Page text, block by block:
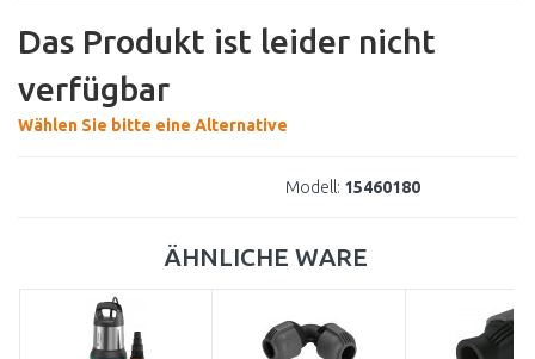
Das Produkt ist leider nicht
verfügbar
Wählen Sie bitte eine Alternative
Modell: 15460180
ÄHNLICHE WARE